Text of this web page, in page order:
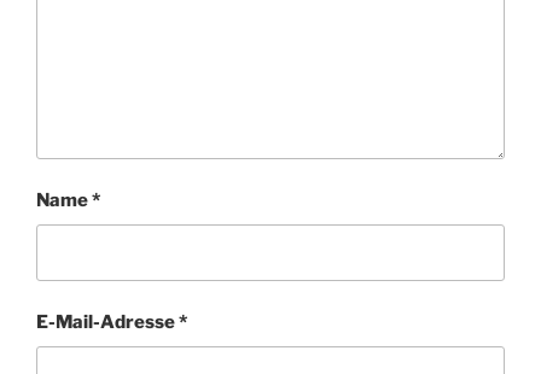
Name*
E-Mail-Adresse*